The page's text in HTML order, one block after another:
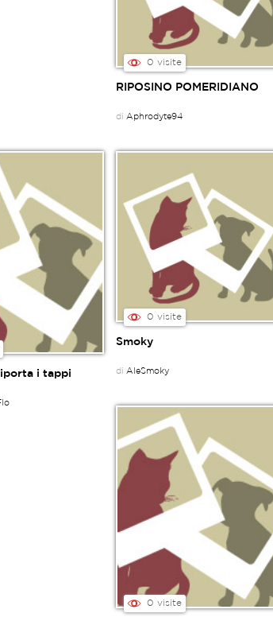
0 visite
RIPOSINO POMERIDIANO
di Aphrodyte94
i tappi
0 visite
Smoky
di AleSmoky
0 visite